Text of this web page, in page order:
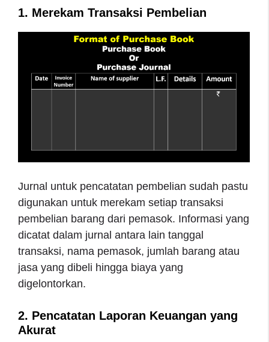
1. Merekam Transaksi Pembelian
Jurnal untuk pencatatan pembelian sudah pastu
digunakan untuk merekam setiap transaksi
pembelian barang dari pemasok. Informasi yang
dicatat dalam jurnal antara lain tanggal
transaksi, nama pemasok, jumlah barang atau
jasa yang dibeli hingga biaya yang
digelontorkan.
2. Pencatatan Laporan Keuangan yang
Akurat